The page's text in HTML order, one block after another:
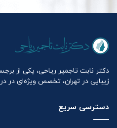
دکتر نابت تاجمیر ریاحی، یکی از
زیبایی در تهران، تخصص ویژه‌ای در
دسترسی سریع